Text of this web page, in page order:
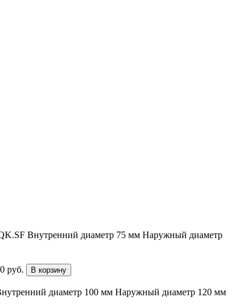
Внутренний диаметр 75 мм Наружный диаметр
руб. В корзину
диаметр 100 мм Наружный диаметр 120 мм